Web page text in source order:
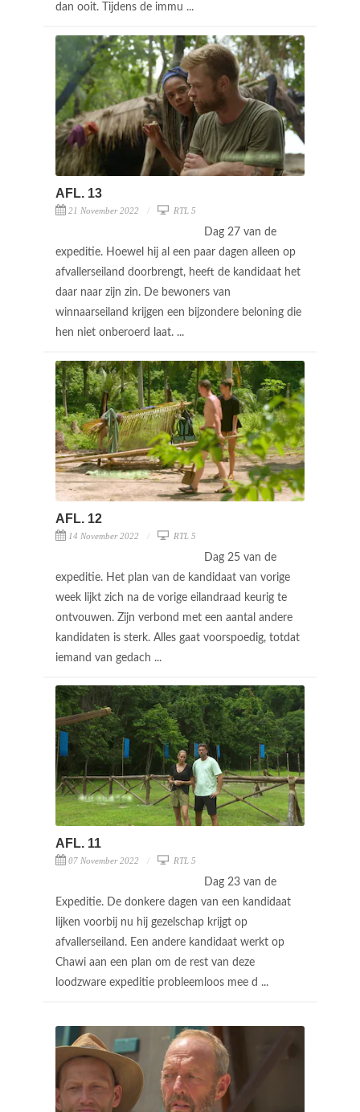
dan ooit. Tijdens de immu ...
AFL. 13
21 November 2022 RTL 5
Dag 27 van de
expeditie. Hoewel hij al een paar dagen alleen op
afvallerseiland doorbrengt, heeft de kandidaat het
daar naar zijn zin. De bewoners van
winnaarseiland krijgen een bijzondere beloning die
hen niet onberoerd laat. ...
AFL. 12
14 November 2022 RTL 5
Dag 25 van de
expeditie. Het plan van de kandidaat van vorige
week lijkt zich na de vorige eilandraad keurig te
ontvouwen. Zijn verbond met een aantal andere
kandidaten is sterk. Alles gaat voorspoedig, totdat
iemand van gedach ...
AFL. 11
07 November 2022 RTL 5
Dag 23 van de
Expeditie. De donkere dagen van een kandidaat
lijken voorbij nu hij gezelschap krijgt op
afvallerseiland. Een andere kandidaat werkt op
Chawi aan een plan om de rest van deze
loodzware expeditie probleemloos mee d ...